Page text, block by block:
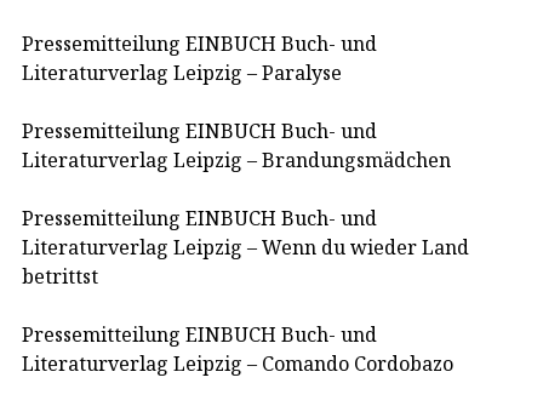
Pressemitteilung EINBUCH Buch- und
Literaturverlag Leipzig – Paralyse
Pressemitteilung EINBUCH Buch- und
Literaturverlag Leipzig – Brandungsmädchen
Pressemitteilung EINBUCH Buch- und
Literaturverlag Leipzig – Wenn du wieder Land
betrittst
Pressemitteilung EINBUCH Buch- und
Literaturverlag Leipzig – Comando Cordobazo